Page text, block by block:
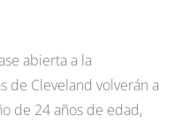
abierta a la
de Cleveland volverán a
de 24 años de edad,